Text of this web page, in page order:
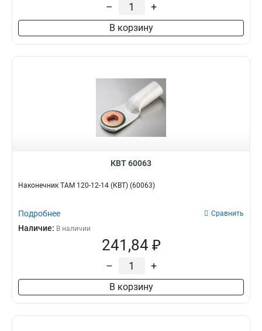
– +
В корзину
КВТ 60063
Наконечник ТАМ 120-12-14 (КВТ) (60063)
Подробнее Сравнить
Наличие: В наличии
241,84 ₽
– +
В корзину